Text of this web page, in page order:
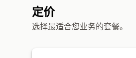
定价
选择最适合您业务的套餐。